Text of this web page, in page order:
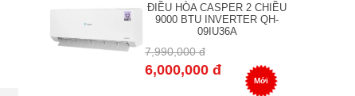
ĐIỀU HÒA CASPER 2 CHIỀU
9000 BTU INVERTER QH-
09IU36A
7,990,000 đ
6,000,000 đ
Mới